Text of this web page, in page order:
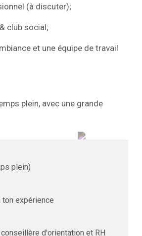
(à discuter);
club social;
et une équipe de travail
plein, avec une grande
plein)
expérience
d'orientation et RH